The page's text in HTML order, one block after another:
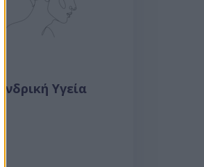
Ανδρική Υγεία